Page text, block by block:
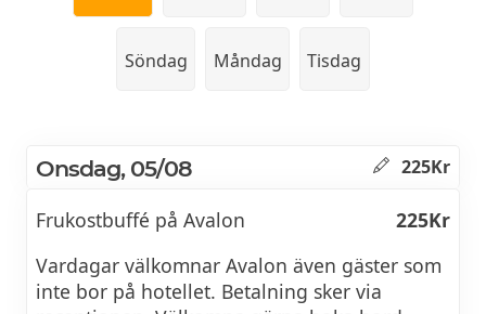
Söndag Måndag Tisdag
Onsdag, 05/08 225Kr
Frukostbuffé på Avalon
225Kr
Vardagar välkomnar Avalon även gäster som
inte bor på hotellet. Betalning sker via